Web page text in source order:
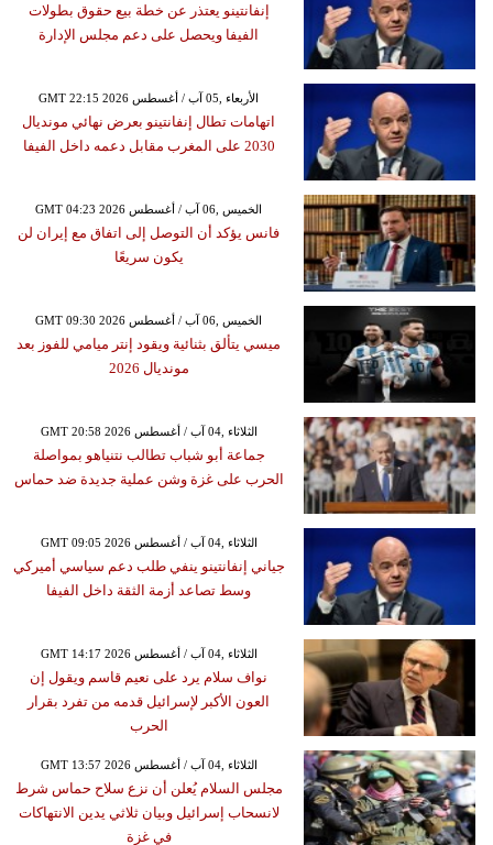
إنفانتينو يعتذر عن خطة بيع حقوق بطولات
الفيفا ويحصل على دعم مجلس الإدارة
GMT 22:15 2026 الأربعاء ,05 آب / أغسطس
اتهامات تطال إنفانتينو بعرض نهائي مونديال
2030 على المغرب مقابل دعمه داخل الفيفا
GMT 04:23 2026 الخميس ,06 آب / أغسطس
فانس يؤكد أن التوصل إلى اتفاق مع إيران لن
يكون سريعًا
GMT 09:30 2026 الخميس ,06 آب / أغسطس
ميسي يتألق بثنائية ويقود إنتر ميامي للفوز بعد
مونديال 2026
GMT 20:58 2026 الثلاثاء ,04 آب / أغسطس
جماعة أبو شباب تطالب نتنياهو بمواصلة
الحرب على غزة وشن عملية جديدة ضد حماس
GMT 09:05 2026 الثلاثاء ,04 آب / أغسطس
جياني إنفانتينو ينفي طلب دعم سياسي أميركي
وسط تصاعد أزمة الثقة داخل الفيفا
GMT 14:17 2026 الثلاثاء ,04 آب / أغسطس
نواف سلام يرد على نعيم قاسم ويقول إن
العون الأكبر لإسرائيل قدمه من تفرد بقرار
الحرب
GMT 13:57 2026 الثلاثاء ,04 آب / أغسطس
مجلس السلام يُعلن أن نزع سلاح حماس شرط
لانسحاب إسرائيل وبيان ثلاثي يدين الانتهاكات
في غزة